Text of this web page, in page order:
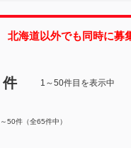
北海道以外でも同時に募
件 1～50件目を表示中
50件（全65件中）